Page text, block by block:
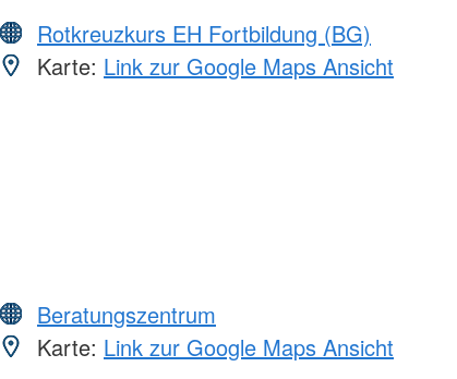
Rotkreuzkurs EH Fortbildung (BG)
Karte: Link zur Google Maps Ansicht
Beratungszentrum
Karte: Link zur Google Maps Ansicht